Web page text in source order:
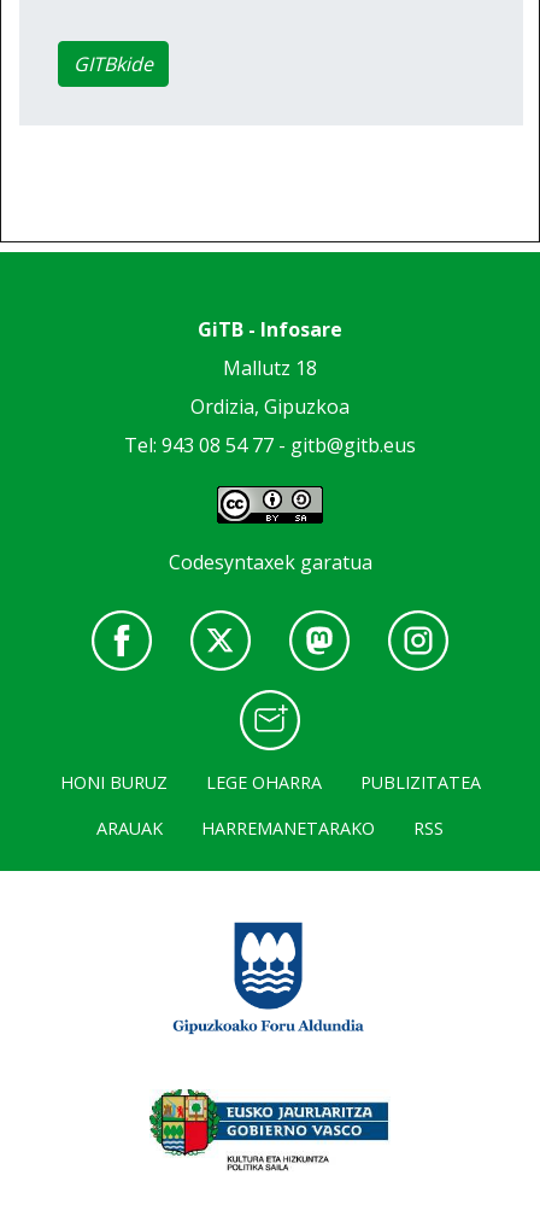
GITBkide
GiTB - Infosare
Mallutz 18
Ordizia, Gipuzkoa
Tel: 943 08 54 77 - gitb@gitb.eus
Codesyntaxek garatua
HONI BURUZ LEGE OHARRA
PUBLIZITATEA
ARAUAK
HARREMANETARAKO RSS